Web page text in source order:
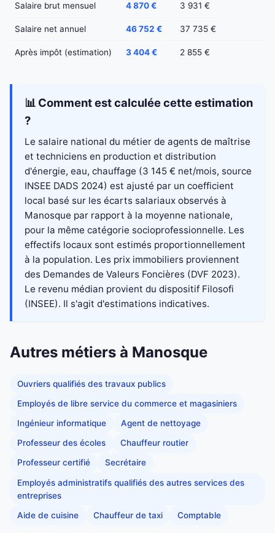
Salaire brut mensuel 4 870 € 3 931 €
Salaire net annuel 46 752 € 37 735 €
Après impôt (estimation) 3 404 € 2 855 €
📊 Comment est calculée cette estimation
?
Le salaire national du métier de agents de maîtrise
et techniciens en production et distribution
d'énergie, eau, chauffage (3 145 € net/mois, source
INSEE DADS 2024) est ajusté par un coefficient
local basé sur les écarts salariaux observés à
Manosque par rapport à la moyenne nationale,
pour la même catégorie socioprofessionnelle. Les
effectifs locaux sont estimés proportionnellement
à la population. Les prix immobiliers proviennent
des Demandes de Valeurs Foncières (DVF 2023).
Le revenu médian provient du dispositif Filosofi
(INSEE). Il s'agit d'estimations indicatives.
Autres métiers à Manosque
Ouvriers qualifiés des travaux publics
Employés de libre service du commerce et magasiniers
Ingénieur informatique Agent de nettoyage
Professeur des écoles Chauffeur routier
Professeur certifié Secrétaire
Employés administratifs qualifiés des autres services des
entreprises
Aide de cuisine Chauffeur de taxi Comptable